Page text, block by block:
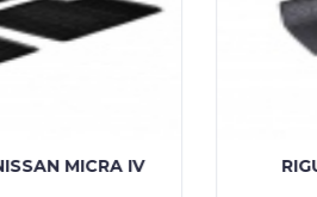
KOBERCE NISSAN MICRA